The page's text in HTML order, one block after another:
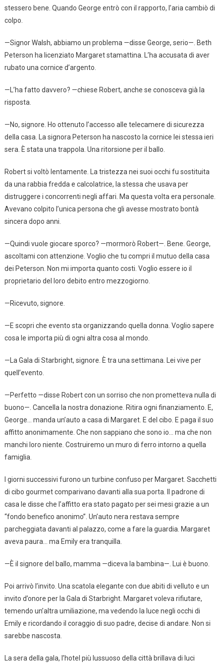
stessero bene. Quando George entrò con il rapporto, l’aria cambiò di
colpo.
—Signor Walsh, abbiamo un problema —disse George, serio—. Beth
Peterson ha licenziato Margaret stamattina. L’ha accusata di aver
rubato una cornice d’argento.
—L’ha fatto davvero? —chiese Robert, anche se conosceva già la
risposta.
—No, signore. Ho ottenuto l’accesso alle telecamere di sicurezza
della casa. La signora Peterson ha nascosto la cornice lei stessa ieri
sera. È stata una trappola. Una ritorsione per il ballo.
Robert si voltò lentamente. La tristezza nei suoi occhi fu sostituita
da una rabbia fredda e calcolatrice, la stessa che usava per
distruggere i concorrenti negli affari. Ma questa volta era personale.
Avevano colpito l’unica persona che gli avesse mostrato bontà
sincera dopo anni.
—Quindi vuole giocare sporco? —mormorò Robert—. Bene. George,
ascoltami con attenzione. Voglio che tu compri il mutuo della casa
dei Peterson. Non mi importa quanto costi. Voglio essere io il
proprietario del loro debito entro mezzogiorno.
—Ricevuto, signore.
—E scopri che evento sta organizzando quella donna. Voglio sapere
cosa le importa più di ogni altra cosa al mondo.
—La Gala di Starbright, signore. È tra una settimana. Lei vive per
quell’evento.
—Perfetto —disse Robert con un sorriso che non prometteva nulla di
buono—. Cancella la nostra donazione. Ritira ogni finanziamento. E,
George… manda un’auto a casa di Margaret. E del cibo. E paga il suo
affitto anonimamente. Che non sappiano che sono io… ma che non
manchi loro niente. Costruiremo un muro di ferro intorno a quella
famiglia.
I giorni successivi furono un turbine confuso per Margaret. Sacchetti
di cibo gourmet comparivano davanti alla sua porta. Il padrone di
casa le disse che l’affitto era stato pagato per sei mesi grazie a un
“fondo benefico anonimo”. Un’auto nera restava sempre
parcheggiata davanti al palazzo, come a fare la guardia. Margaret
aveva paura… ma Emily era tranquilla.
—È il signore del ballo, mamma —diceva la bambina—. Lui è buono.
Poi arrivò l’invito. Una scatola elegante con due abiti di velluto e un
invito d’onore per la Gala di Starbright. Margaret voleva rifiutare,
temendo un’altra umiliazione, ma vedendo la luce negli occhi di
Emily e ricordando il coraggio di suo padre, decise di andare. Non si
sarebbe nascosta.
La sera della gala, l’hotel più lussuoso della città brillava di luci